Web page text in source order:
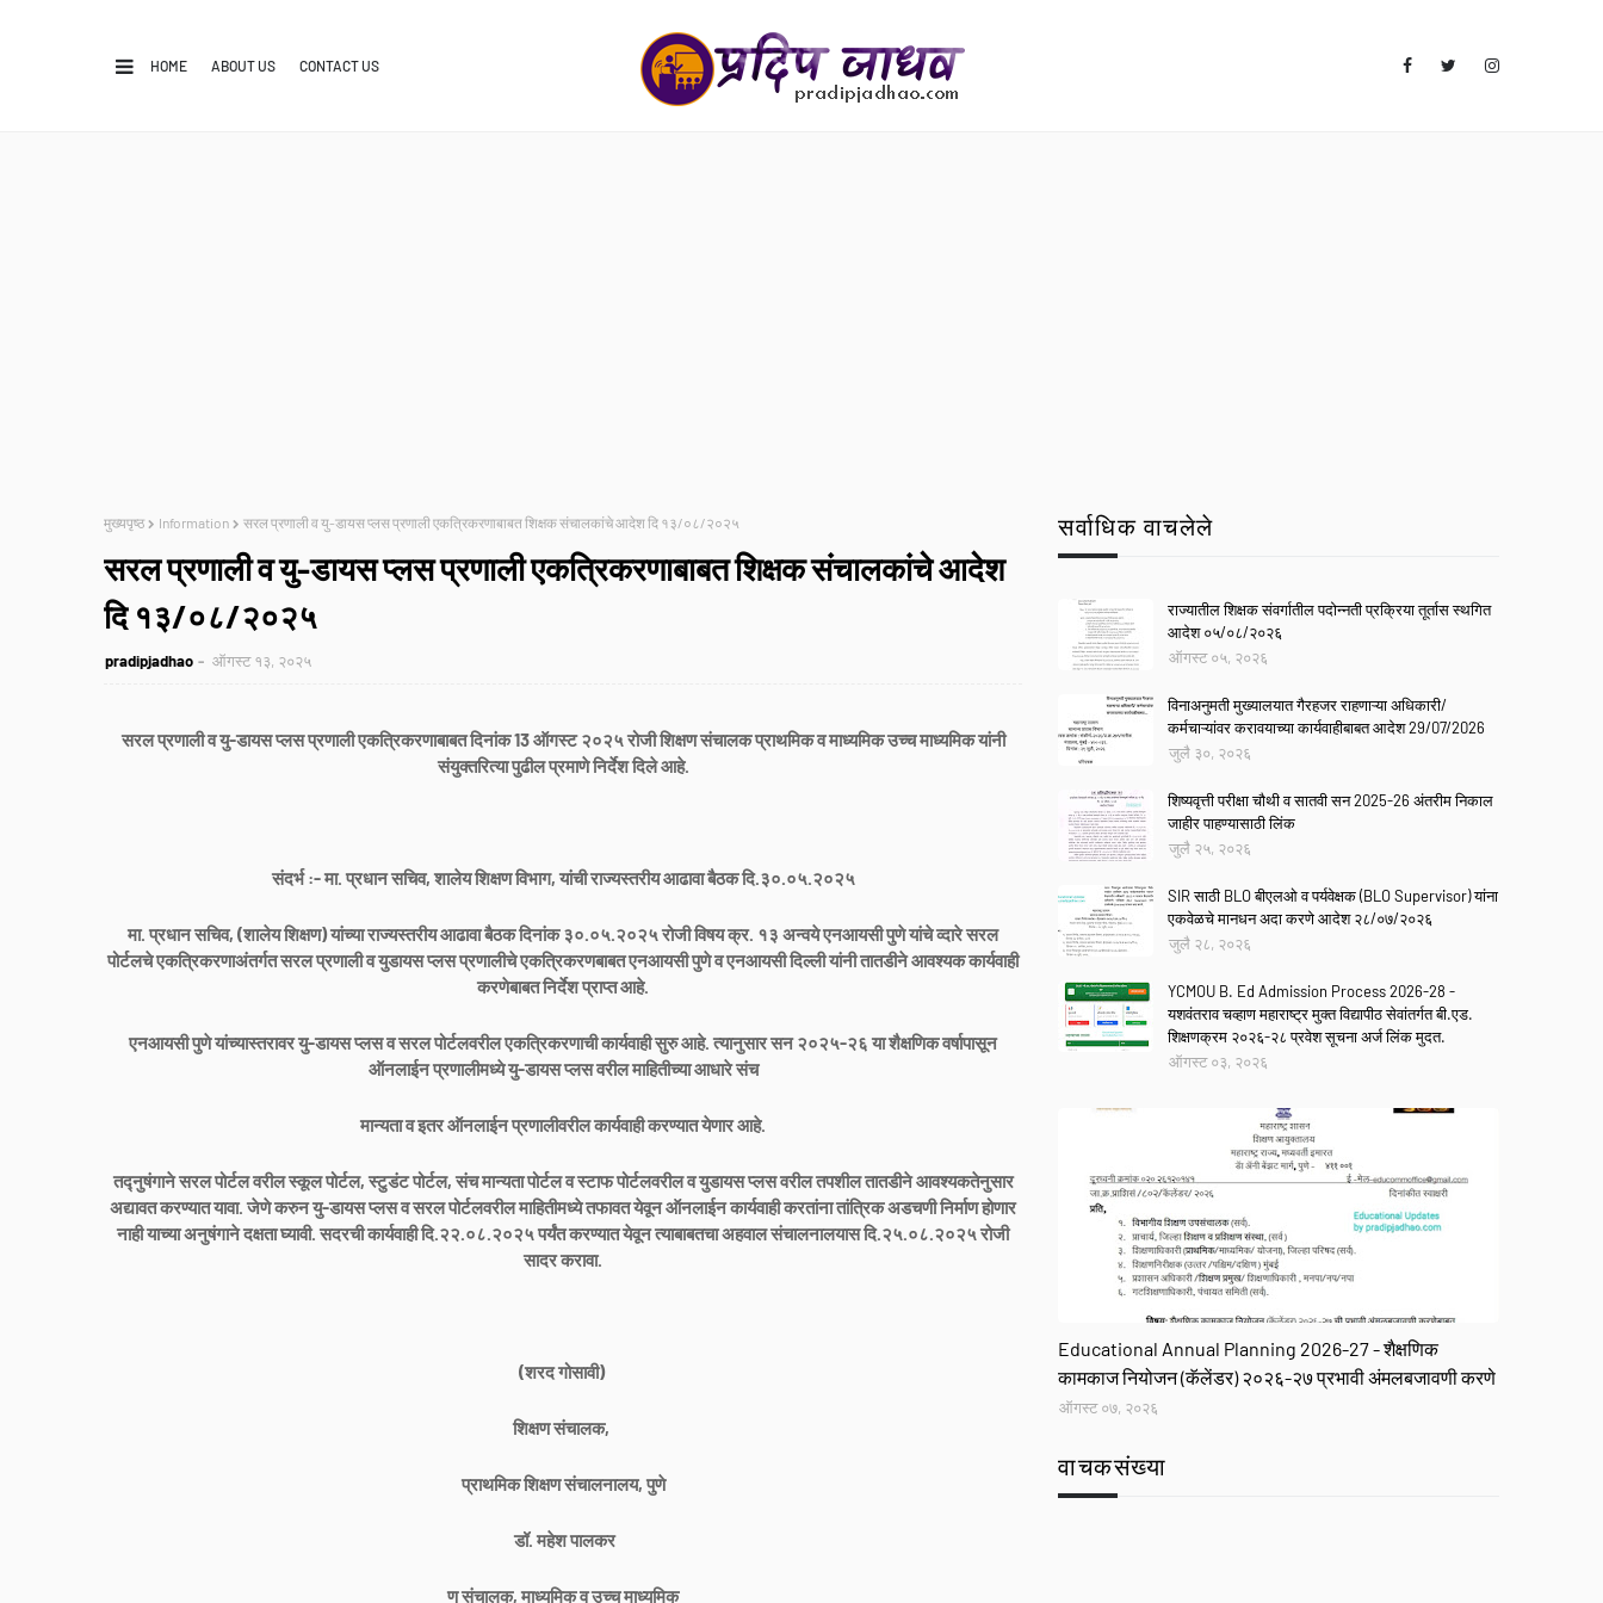
HOME ABOUT US CONTACT US
मुख्यपृष्ठ Information सरल प्रणाली व यु-डायस प्लस प्रणाली एकत्रिकरणाबाबत शिक्षक संचालकांचे आदेश दि १३/०८/२०२५
सरल प्रणाली व यु-डायस प्लस प्रणाली एकत्रिकरणाबाबत शिक्षक संचालकांचे आदेश
दि १३/०८/२०२५
pradipjadhao ऑगस्ट १३, २०२५
सरल प्रणाली व यु-डायस प्लस प्रणाली एकत्रिकरणाबाबत दिनांक 13 ऑगस्ट २०२५ रोजी शिक्षण संचालक प्राथमिक व माध्यमिक उच्च माध्यमिक यांनी
संयुक्तरित्या पुढील प्रमाणे निर्देश दिले आहे.
संदर्भ :- मा. प्रधान सचिव, शालेय शिक्षण विभाग, यांची राज्यस्तरीय आढावा बैठक दि.३०.०५.२०२५
मा. प्रधान सचिव, (शालेय शिक्षण) यांच्या राज्यस्तरीय आढावा बैठक दिनांक ३०.०५.२०२५ रोजी विषय क्र. १३ अन्वये एनआयसी पुणे यांचे व्दारे सरल
पोर्टलचे एकत्रिकरणाअंतर्गत सरल प्रणाली व युडायस प्लस प्रणालीचे एकत्रिकरणबाबत एनआयसी पुणे व एनआयसी दिल्ली यांनी तातडीने आवश्यक कार्यवाही
करणेबाबत निर्देश प्राप्त आहे.
एनआयसी पुणे यांच्यास्तरावर यु-डायस प्लस व सरल पोर्टलवरील एकत्रिकरणाची कार्यवाही सुरु आहे. त्यानुसार सन २०२५-२६ या शैक्षणिक वर्षापासून
ऑनलाईन प्रणालीमध्ये यु-डायस प्लस वरील माहितीच्या आधारे संच
मान्यता व इतर ऑनलाईन प्रणालीवरील कार्यवाही करण्यात येणार आहे.
तद्नुषंगाने सरल पोर्टल वरील स्कूल पोर्टल, स्टुडंट पोर्टल, संच मान्यता पोर्टल व स्टाफ पोर्टलवरील व युडायस प्लस वरील तपशील तातडीने आवश्यकतेनुसार
अद्यावत करण्यात यावा. जेणे करुन यु-डायस प्लस व सरल पोर्टलवरील माहितीमध्ये तफावत येवून ऑनलाईन कार्यवाही करतांना तांत्रिक अडचणी निर्माण होणार
नाही याच्या अनुषंगाने दक्षता घ्यावी. सदरची कार्यवाही दि.२२.०८.२०२५ पर्यंत करण्यात येवून त्याबाबतचा अहवाल संचालनालयास दि.२५.०८.२०२५ रोजी
सादर करावा.
(शरद गोसावी)
शिक्षण संचालक,
प्राथमिक शिक्षण संचालनालय, पुणे
डॉ. महेश पालकर
ण संचालक, माध्यमिक व उच्च माध्यमिक
सर्वाधिक वाचलेले
राज्यातील शिक्षक संवर्गातील पदोन्नती प्रक्रिया तूर्तास स्थगित
आदेश ०५/०८/२०२६
ऑगस्ट ०५, २०२६
विनाअनुमती मुख्यालयात गैरहजर राहणाऱ्या अधिकारी/
कर्मचाऱ्यांवर करावयाच्या कार्यवाहीबाबत आदेश 29/07/2026
जुलै ३०, २०२६
शिष्यवृत्ती परीक्षा चौथी व सातवी सन 2025-26 अंतरीम निकाल
जाहीर पाहण्यासाठी लिंक
जुलै २५, २०२६
SIR साठी BLO बीएलओ व पर्यवेक्षक (BLO Supervisor) यांना
एकवेळचे मानधन अदा करणे आदेश २८/०७/२०२६
जुलै २८, २०२६
YCMOU B. Ed Admission Process 2026-28 -
यशवंतराव चव्हाण महाराष्ट्र मुक्त विद्यापीठ सेवांतर्गत बी.एड.
शिक्षणक्रम २०२६-२८ प्रवेश सूचना अर्ज लिंक मुदत.
ऑगस्ट ०३, २०२६
Educational Annual Planning 2026-27 - शैक्षणिक
कामकाज नियोजन (कॅलेंडर) २०२६-२७ प्रभावी अंमलबजावणी करणे
ऑगस्ट ०७, २०२६
वाचकसंख्या